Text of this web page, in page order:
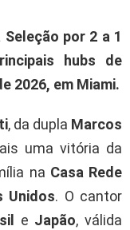
por 2 a 1
hubs de
2026, em Miami.
, da dupla Marcos
uma vitória da
na Casa Rede
Unidos. O cantor
e Japão, válida